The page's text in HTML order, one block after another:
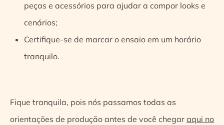
peças e acessórios para ajudar a compor looks e
cenários;
Certifique-se de marcar o ensaio em um horário
tranquilo.
Fique tranquila, pois nós passamos todas as
orientações de produção antes de você chegar aqui no